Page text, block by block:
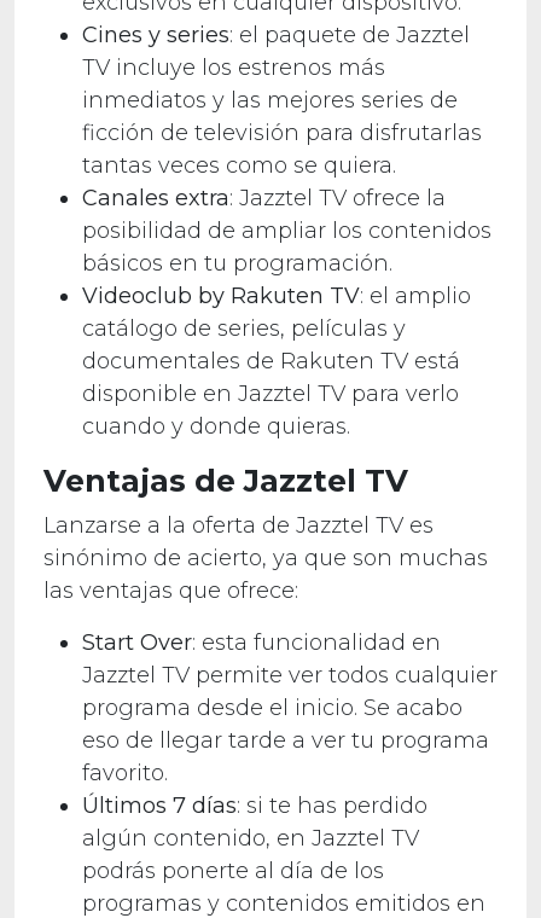
Cines y series: el paquete de Jazztel
TV incluye los estrenos más
inmediatos y las mejores series de
ficción de televisión para disfrutarlas
tantas veces como se quiera.
Canales extra: Jazztel TV ofrece la
posibilidad de ampliar los contenidos
básicos en tu programación.
Videoclub by Rakuten TV: el amplio
catálogo de series, películas y
documentales de Rakuten TV está
disponible en Jazztel TV para verlo
cuando y donde quieras.
Ventajas de Jazztel TV
Lanzarse a la oferta de Jazztel TV es
sinónimo de acierto, ya que son muchas
las ventajas que ofrece:
Start Over: esta funcionalidad en
Jazztel TV permite ver todos cualquier
programa desde el inicio. Se acabo
eso de llegar tarde a ver tu programa
favorito.
Últimos 7 días: si te has perdido
algún contenido, en Jazztel TV
podrás ponerte al día de los
programas y contenidos emitidos en